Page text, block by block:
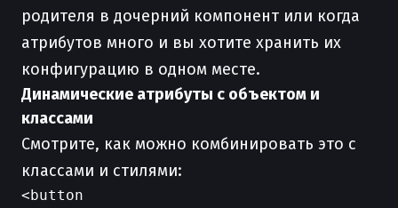
родителя в дочерний компонент или когда
атрибутов много и вы хотите хранить их
конфигурацию в одном месте.
Динамические атрибуты с объектом и
классами
Смотрите, как можно комбинировать это с
классами и стилями:
<button